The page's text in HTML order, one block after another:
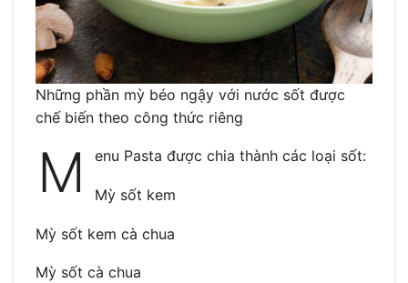
Những phần mỳ béo ngậy với nước sốt được
chế biến theo công thức riêng
M enu Pasta được chia thành các loại sốt:
Mỳ sốt kem
Mỳ sốt kem cà chua
Mỳ sốt cà chua